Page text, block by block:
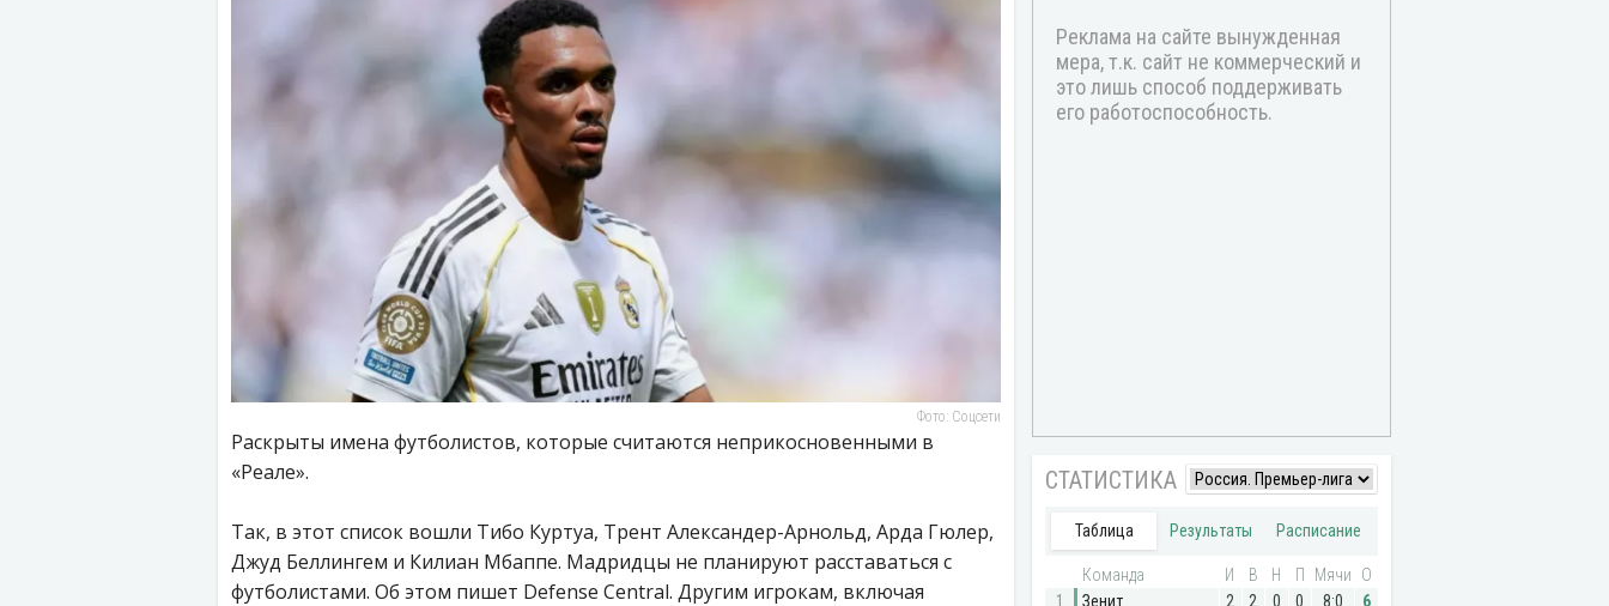
Фото: Соцсети
Раскрыты имена футболистов, которые считаются неприкосновенными в
«Реале».
Так, в этот список вошли Тибо Куртуа, Трент Александер-Арнольд, Арда Гюлер,
Джуд Беллингем и Килиан Мбаппе. Мадридцы не планируют расставаться с
футболистами. Об этом пишет Defense Central. Другим игрокам, включая